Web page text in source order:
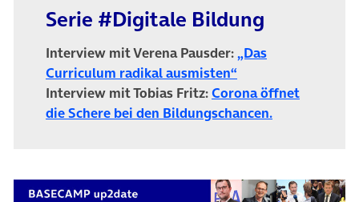
Serie #Digitale Bildung
Interview mit Verena Pausder:„Das
Curriculum radikal ausmisten“
Interview mit Tobias Fritz:Corona öffnet
die Schere bei den Bildungschancen.